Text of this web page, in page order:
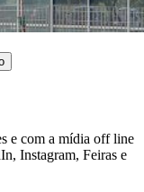
e com a mídia off line
Instagram, Feiras e